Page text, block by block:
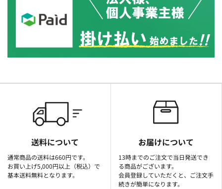
送料について
通常商品の送料は660円です。
お買い上げ5,000円以上（税込）で
基本送料無料となります。
お届けについて
13時までのご注文で当日発送でき
る商品がございます。
会員登録していただくと、ご注文手
続きが簡単になります。